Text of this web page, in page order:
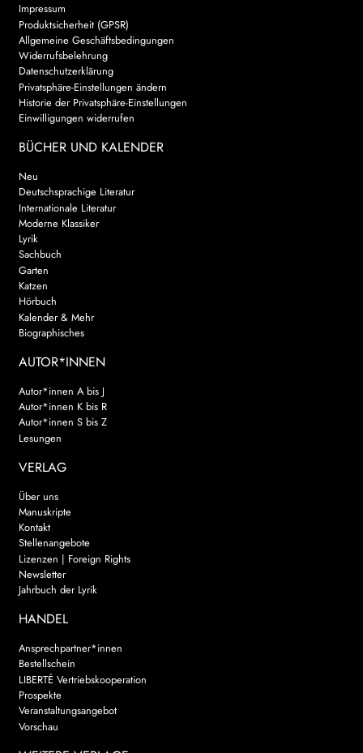
Impressum
Produktsicherheit (GPSR)
Allgemeine Geschäftsbedingungen
Widerrufsbelehrung
Datenschutzerklärung
Privatsphäre-Einstellungen ändern
Historie der Privatsphäre-Einstellungen
Einwilligungen widerrufen
BÜCHER UND KALENDER
Neu
Deutschsprachige Literatur
Internationale Literatur
Moderne Klassiker
Lyrik
Sachbuch
Garten
Katzen
Hörbuch
Kalender & Mehr
Biographisches
AUTOR*INNEN
Autor*innen A bis J
Autor*innen K bis R
Autor*innen S bis Z
Lesungen
VERLAG
Über uns
Manuskripte
Kontakt
Stellenangebote
Lizenzen | Foreign Rights
Newsletter
Jahrbuch der Lyrik
HANDEL
Ansprechpartner*innen
Bestellschein
LIBERTÉ Vertriebskooperation
Prospekte
Veranstaltungsangebot
Vorschau